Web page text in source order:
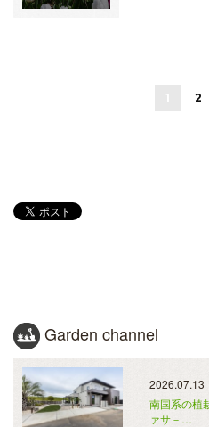
2
Garden channel
2026.07.13
南国系の植
ァサ－…